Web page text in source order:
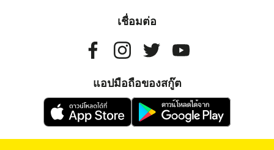
เชื่อมต่อ
แอปมือถือของสกู๊ต